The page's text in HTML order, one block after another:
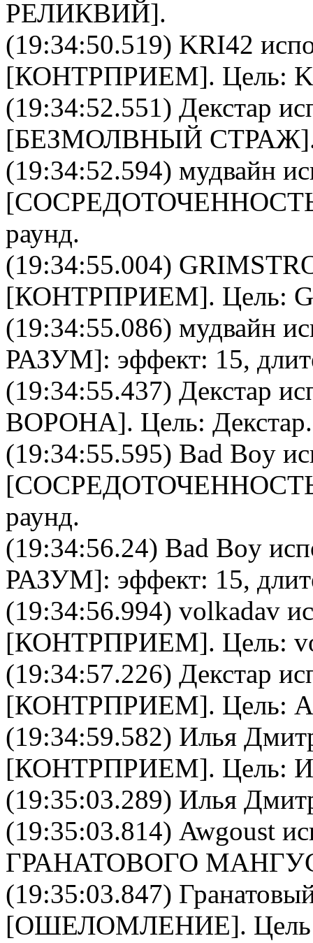
РЕЛИКВИЙ].
(19:34:50.519) KRI42
[КОНТРПРИЕМ]. Цель:
(19:34:52.551) Декстар
[БЕЗМОЛВНЫЙ СТРАЖ
(19:34:52.594) мудвайн
[
раунд.
(19:34:55.004)
[КОНТРПРИЕМ]. Цель:
(19:34:55.086) мудвайн
РАЗУМ]: эффект: 15,
(19:34:55.437) Декстар
ВОРОНА]. Цель: Декстар.
(19:34:55.595) Bad Boy
[
раунд.
(19:34:56.24) Bad Boy
РАЗУМ]: эффект: 15,
(19:34:56.994) volkadav
[КОНТРПРИЕМ]. Цель:
(19:34:57.226) Декстар
[КОНТРПРИЕМ]. Цель:
(19:34:59.582) Илья
[КОНТРПРИЕМ]. Цель:
(19:35:03.289) Илья
(19:35:03.814) Awgoust
ГРАНАТОВОГО
(19:35:03.847)
[ОШЕЛОМЛЕНИЕ].